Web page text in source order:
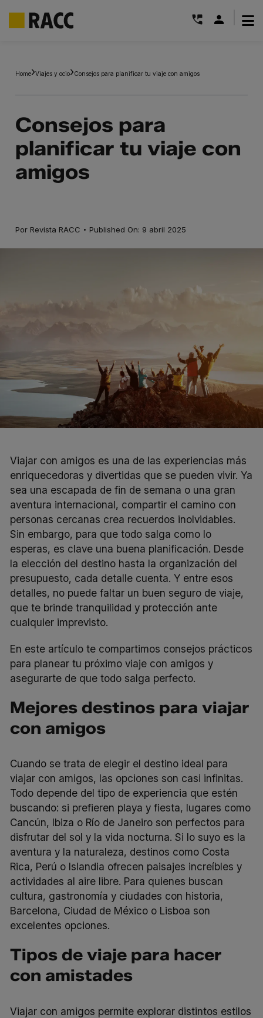
contenido
Home Viajes y ocio Consejos para planificar tu viaje con amigos
Consejos para
planificar tu viaje con
amigos
Por Revista RACC · Published On: 9 abril 2025
Viajar con amigos es una de las experiencias más
enriquecedoras y divertidas que se pueden vivir. Ya
sea una escapada de fin de semana o una gran
aventura internacional, compartir el camino con
personas cercanas crea recuerdos inolvidables.
Sin embargo, para que todo salga como lo
esperas, es clave una buena planificación. Desde
la elección del destino hasta la organización del
presupuesto, cada detalle cuenta. Y entre esos
detalles, no puede faltar un buen seguro de viaje,
que te brinde tranquilidad y protección ante
cualquier imprevisto.
En este artículo te compartimos consejos prácticos
para planear tu próximo viaje con amigos y
asegurarte de que todo salga perfecto.
Mejores destinos para viajar
con amigos
Cuando se trata de elegir el destino ideal para
viajar con amigos, las opciones son casi infinitas.
Todo depende del tipo de experiencia que estén
buscando: si prefieren playa y fiesta, lugares como
Cancún, Ibiza o Río de Janeiro son perfectos para
disfrutar del sol y la vida nocturna. Si lo suyo es la
aventura y la naturaleza, destinos como Costa
Rica, Perú o Islandia ofrecen paisajes increíbles y
actividades al aire libre. Para quienes buscan
cultura, gastronomía y ciudades con historia,
Barcelona, Ciudad de México o Lisboa son
excelentes opciones.
Tipos de viaje para hacer
con amistades
Viajar con amigos permite explorar distintos estilos